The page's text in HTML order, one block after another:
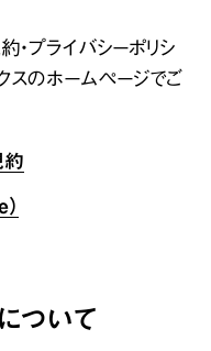
プライバシーポリシ
スのホームページでご
約
ついて